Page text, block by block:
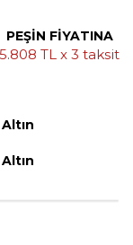
PEŞİN FİYATINA
5.808 TL x 3 taksit